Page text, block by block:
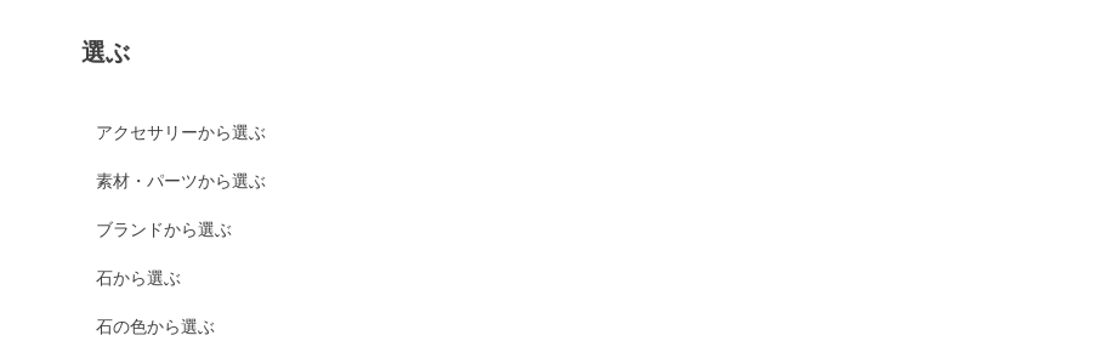
選ぶ
アクセサリーから選ぶ
素材・パーツから選ぶ
ブランドから選ぶ
石から選ぶ
石の色から選ぶ